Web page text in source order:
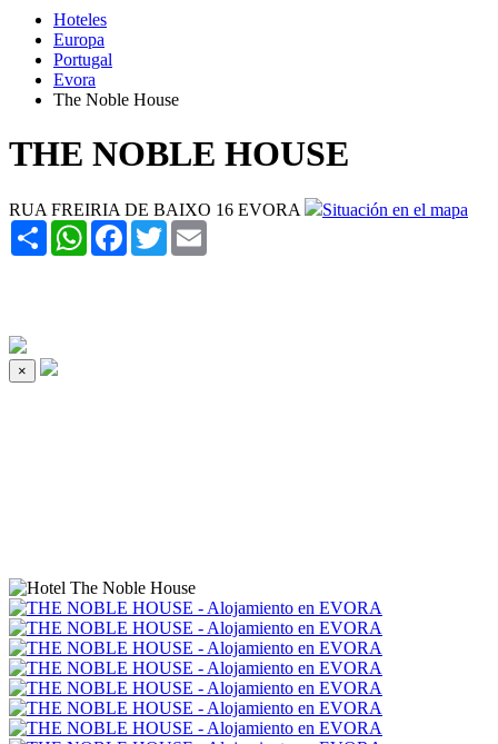
Hoteles
Europa
Portugal
Evora
The Noble House
THE NOBLE HOUSE
RUA FREIRIA DE BAIXO 16 EVORA
Situación en el mapa
Share WhatsAppFacebook
Twitter
×